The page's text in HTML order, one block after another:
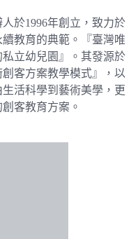
於1996年創立，致力於
教育的典範。『臺灣唯
立幼兒園』。其發源於
客方案教學模式』，以
活科學到藝術美學，更
客教育方案。